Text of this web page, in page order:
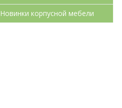
Новинки корпусной мебели